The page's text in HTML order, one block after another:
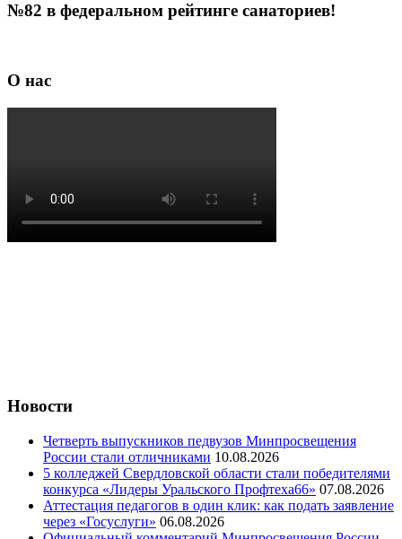
№82 в федеральном рейтинге санаториев!
О нас
Новости
Четверть выпускников педвузов Минпросвещения
России стали отличниками 10.08.2026
5 колледжей Свердловской области стали победителями
конкурса «Лидеры Уральского Профтеха66» 07.08.2026
Аттестация педагогов в один клик: как подать заявление
через «Госуслуги» 06.08.2026